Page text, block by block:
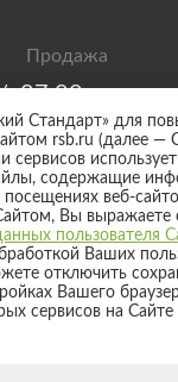
87,00
99,00
обмена
ставках по
Русский Стандарт».
Стандарт» для
rsb.ru (далее —
сервисов
содержащие
веб-
Вы выражаете
пользователя
Ваших
отключить
Вашего
сервисов на